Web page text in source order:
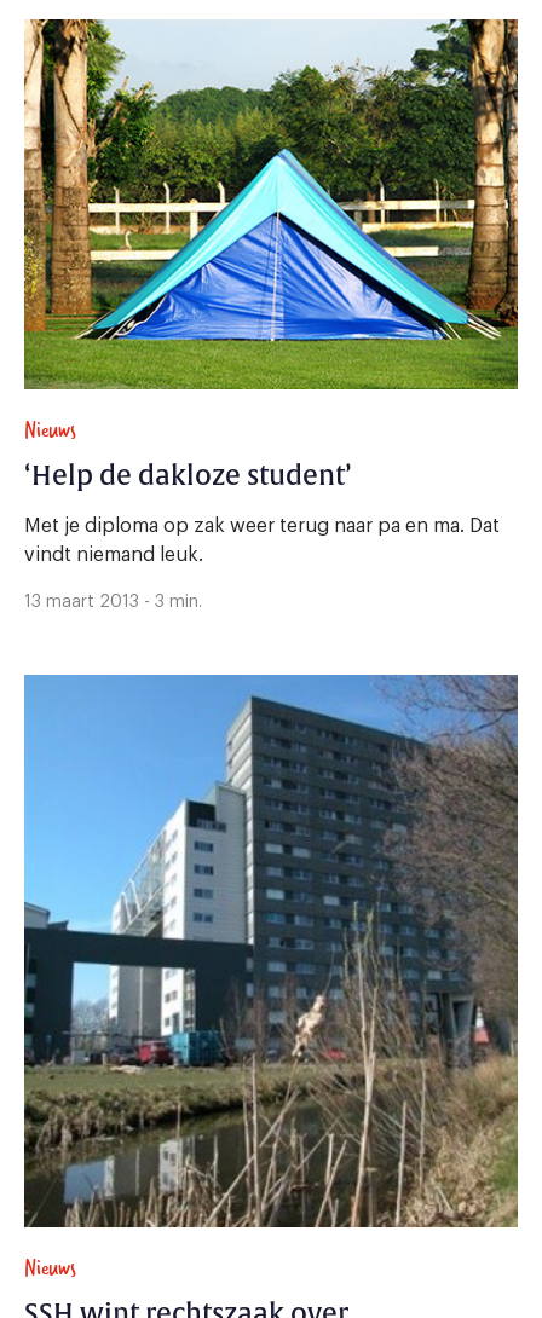
Nieuws
‘Help de dakloze student’
Met je diploma op zak weer terug naar pa en ma. Dat
vindt niemand leuk.
13 maart 2013 - 3 min.
Nieuws